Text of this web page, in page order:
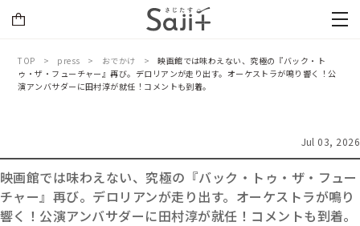
TOP press おでかけ
映画館では味わえない、究極の『バック・ト
ゥ・ザ・フューチャー』再び。デロリアンが走り出す。オーケストラが鳴り響く！公
演アンバサダーに田村淳が就任！コメントも到着。
Jul 03, 2026
映画館では味わえない、究極の『バック・トゥ・ザ・フュー
チャー』再び。デロリアンが走り出す。オーケストラが鳴り
響く！公演アンバサダーに田村淳が就任！コメントも到着。